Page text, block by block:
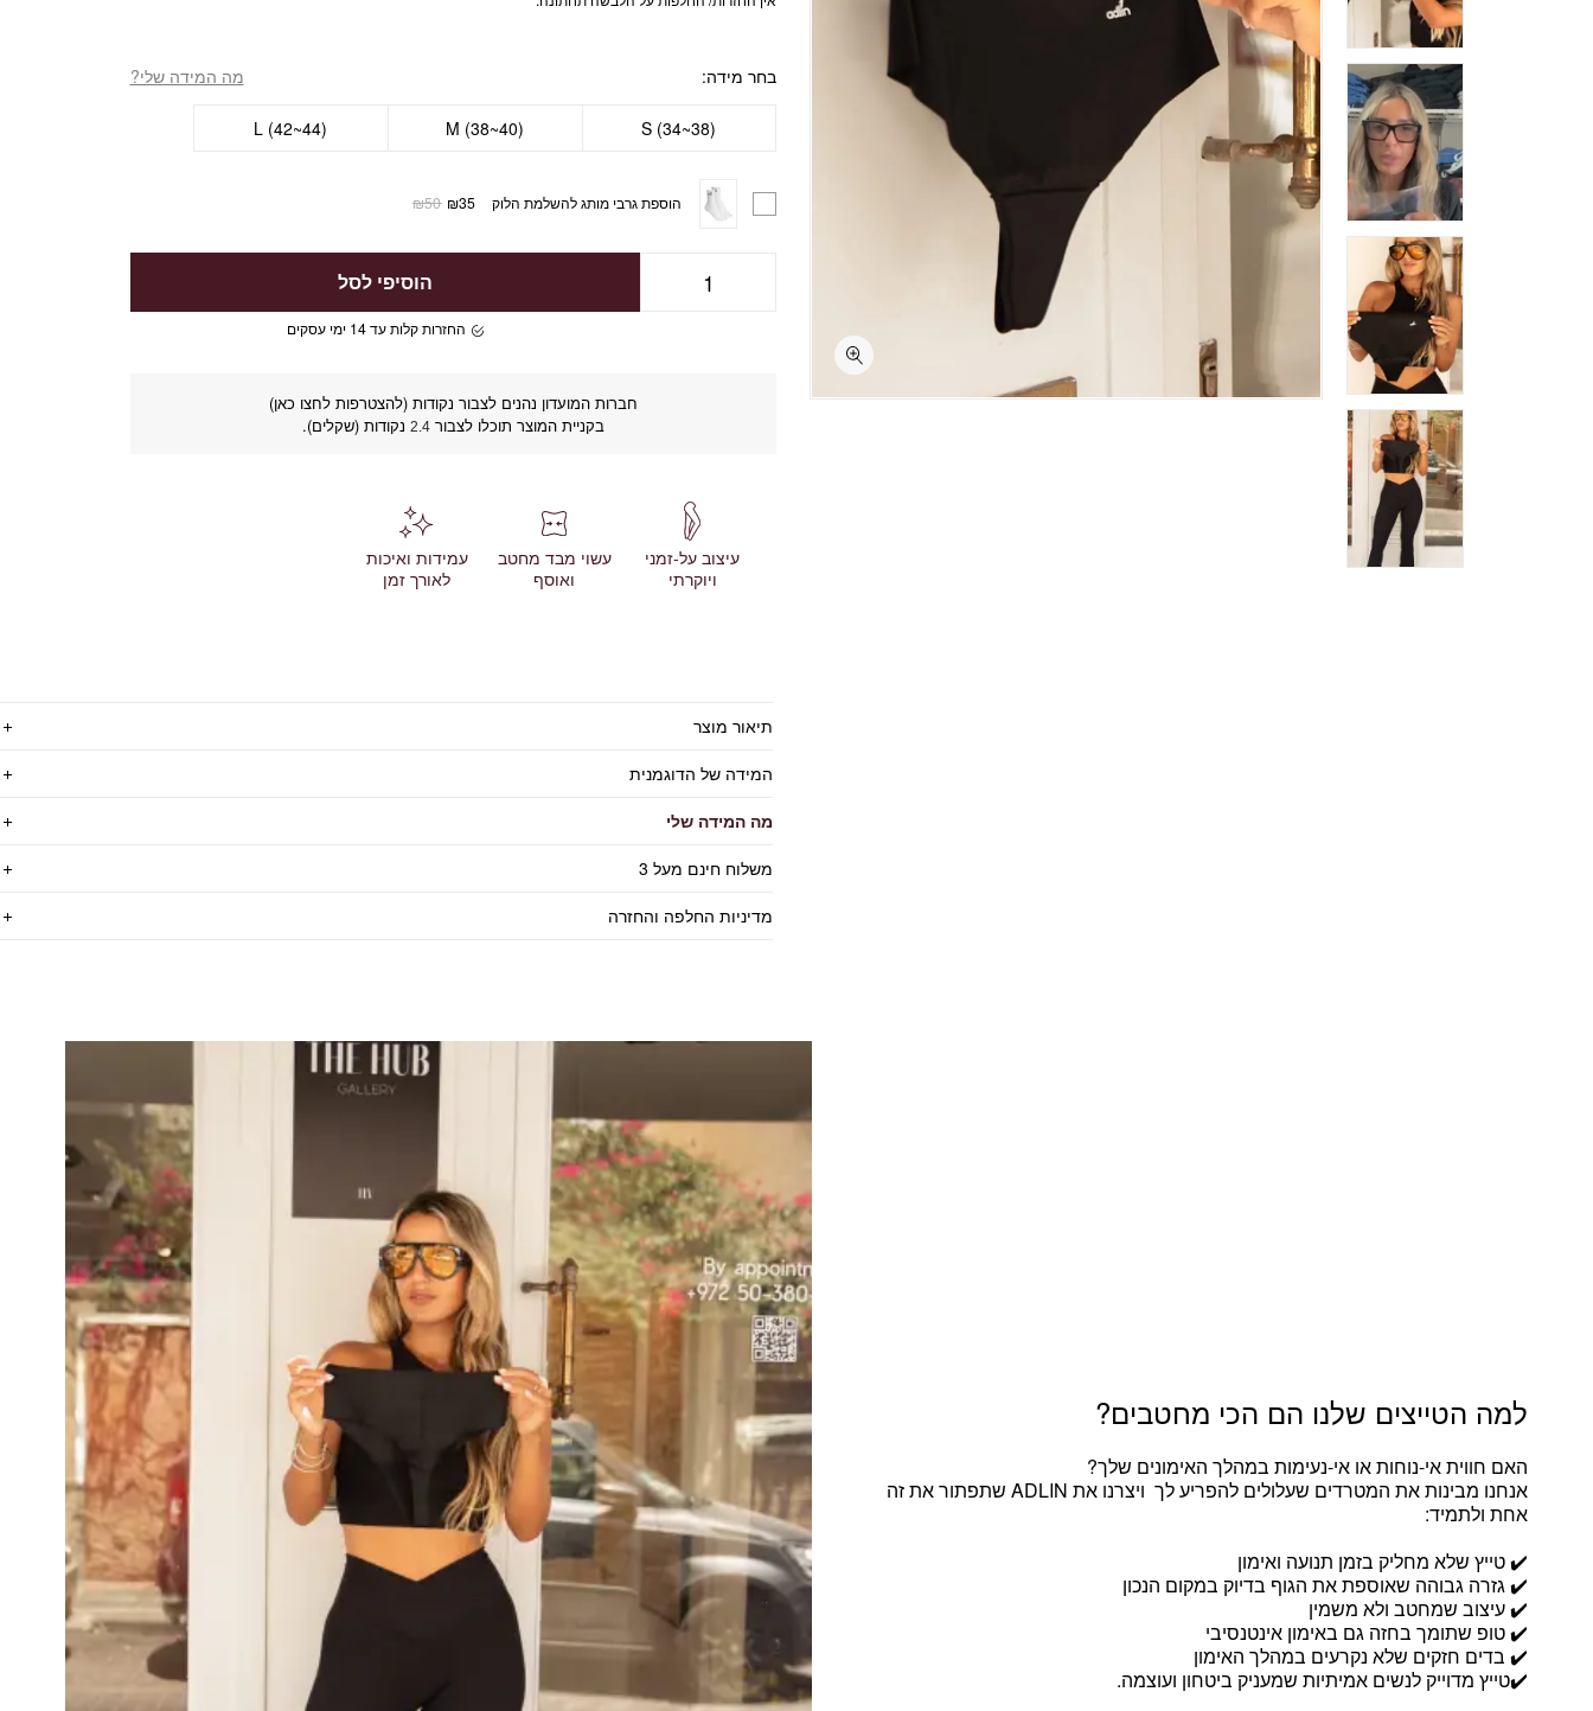
בחר מידה מה המידה שלי?
S (34~38)
M (38~40)
L (42~44)
הוספת גרבי מותג להשלמת הלוק ₪50 ₪35
הוסיפי לסל
החזרות קלות עד 14 ימי עסקים
חברות המועדון נהנים לצבור נקודות (להצטרפות לחצו כאן)
בקניית המוצר תוכלו לצבור2.4 נקודות (שקלים).
עיצוב על-זמני
ויוקרתי
עשוי מבד מחטב
ואוסף
עמידות ואיכות
לאורך זמן
תיאור מוצר
המידה של הדוגמנית
מה המידה שלי
משלוח חינם מעל 3
מדיניות החלפה והחזרה
למה הטייצים שלנו הם הכי מחטבים?
האם חווית אי-נוחות או אי-נעימות במהלך האימונים שלך?
אנחנו מבינות את המטרדים שעלולים להפריע לך ויצרנו את ADLIN שתפתור את זה
אחת ולתמיד:
✔️ טייץ שלא מחליק בזמן תנועה ואימון
✔️ גזרה גבוהה שאוספת את הגוף בדיוק במקום הנכון
✔️ עיצוב שמחטב ולא משמין
✔️ טופ שתומך בחזה גם באימון אינטנסיבי
✔️ בדים חזקים שלא נקרעים במהלך האימון
✔️טייץ מדוייק לנשים אמיתיות שמעניק ביטחון ועוצמה.